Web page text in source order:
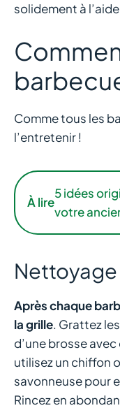
solidement à
Comme tous les
l’entretenir !
À lire
5 idées
votre
Après chaque
la grille. Grattez
d’une brosse
utilisez un chiffon
savonneuse pour
Rincez en